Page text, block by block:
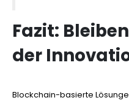
Fazit:
der
Blockchain-basierte